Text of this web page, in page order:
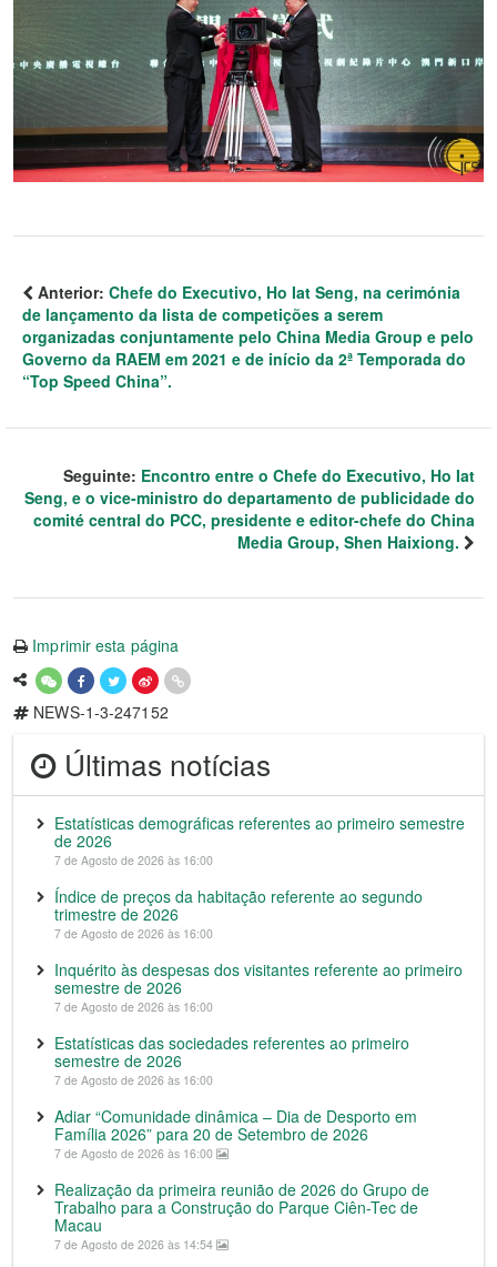
Anterior: Chefe do Executivo, Ho Iat Seng, na cerimónia
de lançamento da lista de competições a serem
organizadas conjuntamente pelo China Media Group e pelo
Governo da RAEM em 2021 e de início da 2ª Temporada do
“Top Speed China”.
Seguinte: Encontro entre o Chefe do Executivo, Ho Iat
Seng, e o vice-ministro do departamento de publicidade do
comité central do PCC, presidente e editor-chefe do China
Media Group, Shen Haixiong.
Imprimir esta página
NEWS-1-3-247152
Últimas notícias
Estatísticas demográficas referentes ao primeiro semestre
de 2026
7 de Agosto de 2026 às 16:00
Índice de preços da habitação referente ao segundo
trimestre de 2026
7 de Agosto de 2026 às 16:00
Inquérito às despesas dos visitantes referente ao primeiro
semestre de 2026
7 de Agosto de 2026 às 16:00
Estatísticas das sociedades referentes ao primeiro
semestre de 2026
7 de Agosto de 2026 às 16:00
Adiar “Comunidade dinâmica – Dia de Desporto em
Família 2026” para 20 de Setembro de 2026
7 de Agosto de 2026 às 16:00
Realização da primeira reunião de 2026 do Grupo de
Trabalho para a Construção do Parque Ciên-Tec de
Macau
7 de Agosto de 2026 às 14:54